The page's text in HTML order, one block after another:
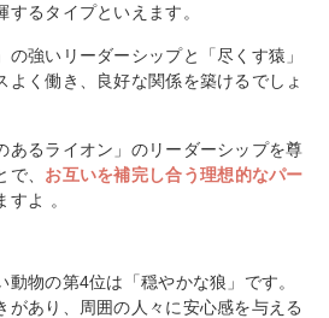
るタイプといえます。
の強いリーダーシップと「尽くす猿」
よく働き、良好な関係を築けるでしょ
あるライオン」のリーダーシップを尊
、 お互いを補完し合う理想的なパー
すよ 。
動物の第4位は「穏やかな狼」です。
があり、周囲の人々に安心感を与える